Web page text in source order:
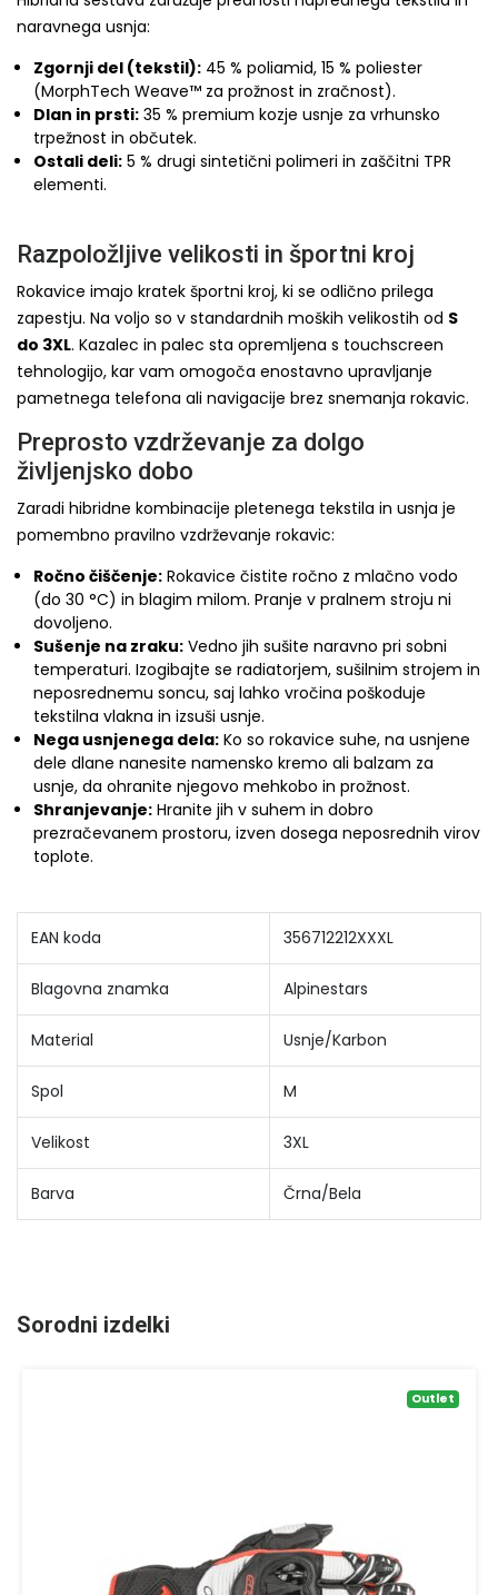
naravnega usnja:
Zgornji del (tekstil): 45 % poliamid, 15 % poliester
(MorphTech Weave™ za prožnost in zračnost).
Dlan in prsti: 35 % premium kozje usnje za vrhunsko
trpežnost in občutek.
Ostali deli: 5 % drugi sintetični polimeri in zaščitni TPR
elementi.
Razpoložljive velikosti in športni kroj
Rokavice imajo kratek športni kroj, ki se odlično prilega
zapestju. Na voljo so v standardnih moških velikostih od S
do 3XL. Kazalec in palec sta opremljena s touchscreen
tehnologijo, kar vam omogoča enostavno upravljanje
pametnega telefona ali navigacije brez snemanja rokavic.
Preprosto vzdrževanje za dolgo
življenjsko dobo
Zaradi hibridne kombinacije pletenega tekstila in usnja je
pomembno pravilno vzdrževanje rokavic:
Ročno čiščenje: Rokavice čistite ročno z mlačno vodo
(do 30 °C) in blagim milom. Pranje v pralnem stroju ni
dovoljeno.
Sušenje na zraku: Vedno jih sušite naravno pri sobni
temperaturi. Izogibajte se radiatorjem, sušilnim strojem in
neposrednemu soncu, saj lahko vročina poškoduje
tekstilna vlakna in izsuši usnje.
Nega usnjenega dela: Ko so rokavice suhe, na usnjene
dele dlane nanesite namensko kremo ali balzam za
usnje, da ohranite njegovo mehkobo in prožnost.
Shranjevanje: Hranite jih v suhem in dobro
prezračevanem prostoru, izven dosega neposrednih virov
toplote.
EAN koda 356712212XXXL
Blagovna znamka Alpinestars
Material Usnje/Karbon
Spol M
Velikost 3XL
Barva Črna/Bela
Sorodni izdelki
Outlet